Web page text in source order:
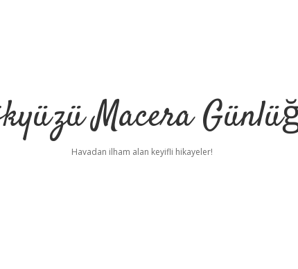
Macera
Havadan ilham alan keyifli hikayeler!